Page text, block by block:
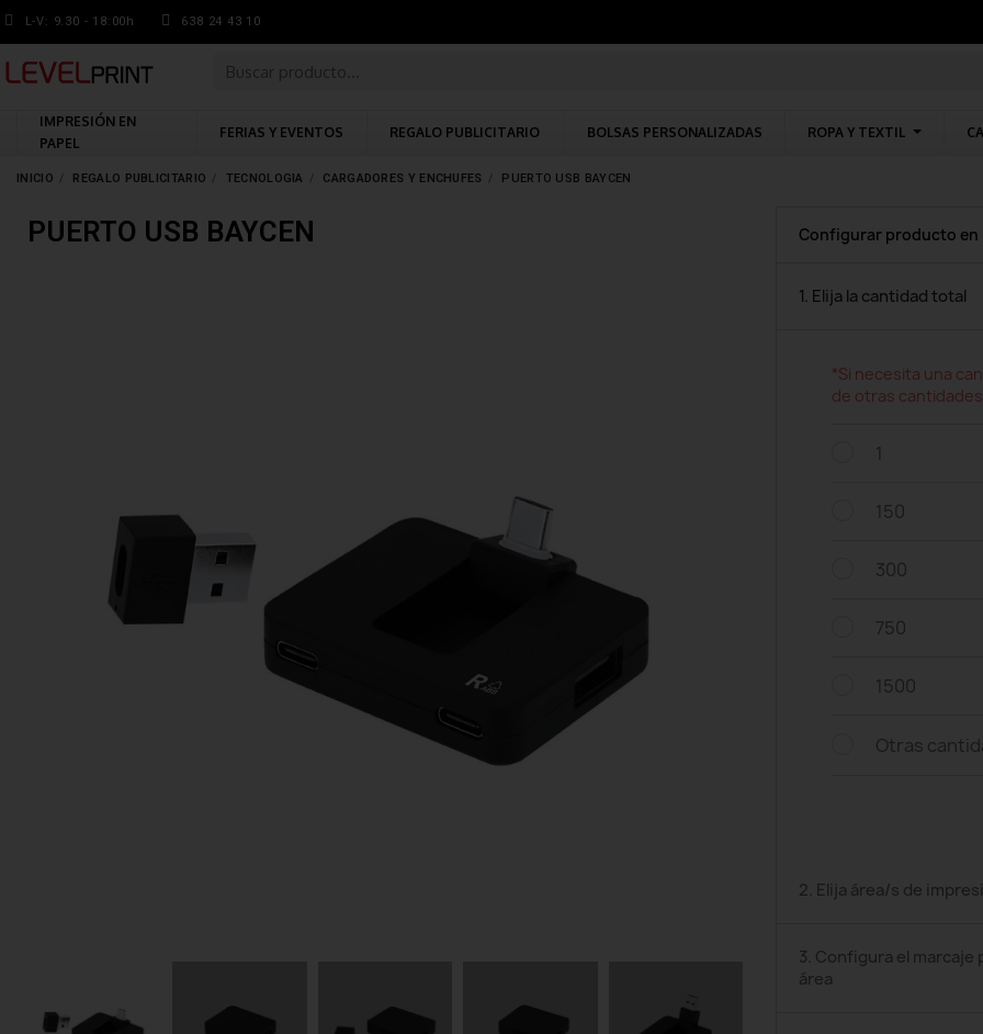
L-V: 9.30 - 18:00h 638 24 43 10
IMPRESIÓN EN
PAPEL
FERIAS Y EVENTOS REGALO PUBLICITARIO BOLSAS PERSONALIZADAS ROPA Y TEXTIL
INICIO REGALO PUBLICITARIO TECNOLOGIA CARGADORES Y ENCHUFES PUERTO USB BAYCEN
PUERTO USB BAYCEN Configurar producto en
1. Elija la cantidad total
*Si necesita una
de otras
1
150
300
750
1500
Otras
2. Elija área/s de
3. Configura el marcaje
área